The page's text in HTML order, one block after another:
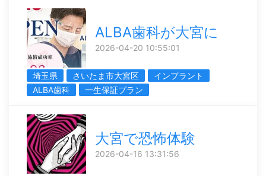
ALBA歯科が大宮に
2026-04-20 10:55:01
埼玉県 さいたま市大宮区
インプラント
ALBA歯科
一生保証プラン
大宮で恐怖体験
2026-04-16 13:31:56